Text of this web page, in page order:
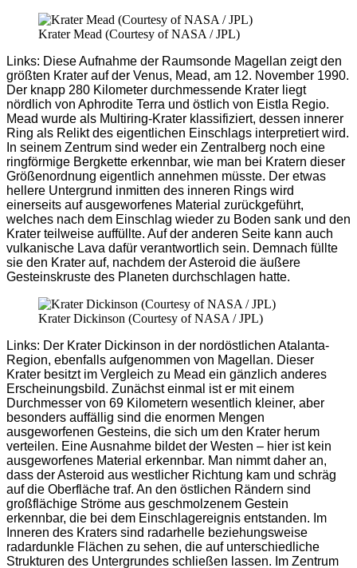
Krater Mead (Courtesy of NASA / JPL)
Links: Diese Aufnahme der Raumsonde Magellan zeigt den
größten Krater auf der Venus, Mead, am 12. November 1990.
Der knapp 280 Kilometer durchmessende Krater liegt
nördlich von Aphrodite Terra und östlich von Eistla Regio.
Mead wurde als Multiring-Krater klassifiziert, dessen innerer
Ring als Relikt des eigentlichen Einschlags interpretiert wird.
In seinem Zentrum sind weder ein Zentralberg noch eine
ringförmige Bergkette erkennbar, wie man bei Kratern dieser
Größenordnung eigentlich annehmen müsste. Der etwas
hellere Untergrund inmitten des inneren Rings wird
einerseits auf ausgeworfenes Material zurückgeführt,
welches nach dem Einschlag wieder zu Boden sank und den
Krater teilweise auffüllte. Auf der anderen Seite kann auch
vulkanische Lava dafür verantwortlich sein. Demnach füllte
sie den Krater auf, nachdem der Asteroid die äußere
Gesteinskruste des Planeten durchschlagen hatte.
Krater Dickinson (Courtesy of NASA / JPL)
Links: Der Krater Dickinson in der nordöstlichen Atalanta-
Region, ebenfalls aufgenommen von Magellan. Dieser
Krater besitzt im Vergleich zu Mead ein gänzlich anderes
Erscheinungsbild. Zunächst einmal ist er mit einem
Durchmesser von 69 Kilometern wesentlich kleiner, aber
besonders auffällig sind die enormen Mengen
ausgeworfenen Gesteins, die sich um den Krater herum
verteilen. Eine Ausnahme bildet der Westen – hier ist kein
ausgeworfenes Material erkennbar. Man nimmt daher an,
dass der Asteroid aus westlicher Richtung kam und schräg
auf die Oberfläche traf. An den östlichen Rändern sind
großflächige Ströme aus geschmolzenem Gestein
erkennbar, die bei dem Einschlagereignis entstanden. Im
Inneren des Kraters sind radarhelle beziehungsweise
radardunkle Flächen zu sehen, die auf unterschiedliche
Strukturen des Untergrundes schließen lassen. Im Zentrum